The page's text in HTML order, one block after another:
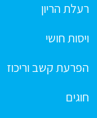
רעלת הריון
ויסות חושי
הפרעת קשב וריכוז
חוגים